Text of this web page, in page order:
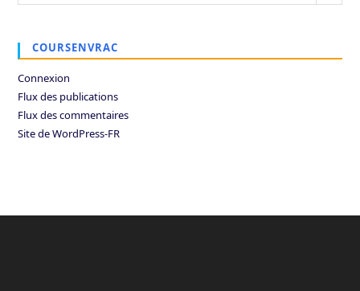
COURSENVRAC
Connexion
Flux des publications
Flux des commentaires
Site de WordPress-FR